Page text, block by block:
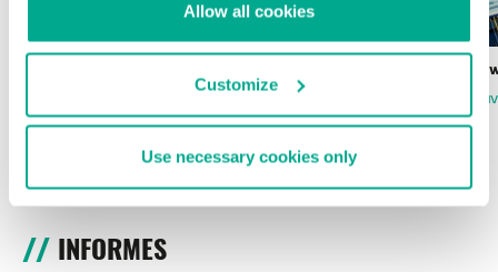
Allow all cookies
Customize
Use necessary cookies only
la Copa Mundial de Fútbol 2026
ISABEL MANJARREZ
Estado del
MARC
DARYA GORODILOVA
INFORMES